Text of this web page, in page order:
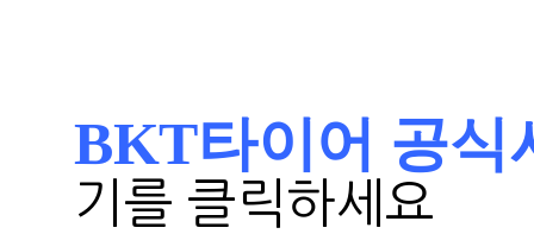
BKT타이어 공식
기를 클릭하세요